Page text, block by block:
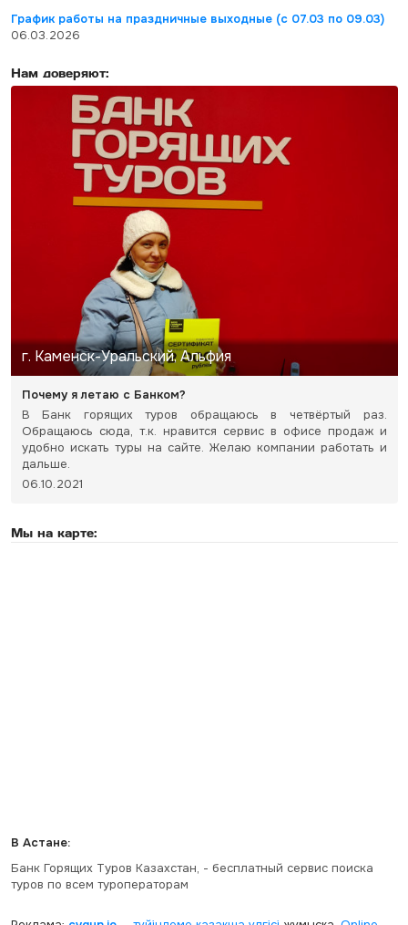
График работы на праздничные выходные (с 07.03 по 09.03)
06.03.2026
Нам доверяют:
г. Каменск-Уральский, Альфия
Почему я летаю с Банком?
В Банк горящих туров обращаюсь в четвёртый раз.
Обращаюсь сюда, т.к. нравится сервис в офисе продаж и
удобно искать туры на сайте. Желаю компании работать и
дальше.
06.10.2021
Мы на карте:
В Астане:
Банк Горящих Туров Казахстан, - бесплатный сервис поиска
туров по всем туроператорам